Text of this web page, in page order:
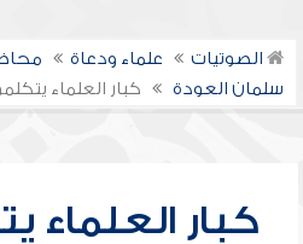
الصوتيات علماء ودعاة
سلمان العودة
كبار العلماء
كبار العلماء